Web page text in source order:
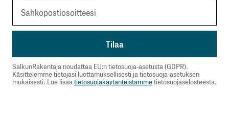
SalkunRakentaja noudattaa EU:n tietosuoja-asetusta (GDPR).
Käsittelemme tietojasi luottamuksellisesti ja tietosuoja-asetuksen
mukaisesti. Lue lisää tietosuojakäytänteistämmetietosuojaselosteesta.